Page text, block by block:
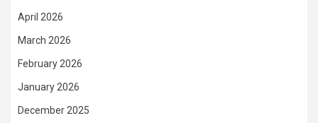
April 2026
March 2026
February 2026
January 2026
December 2025